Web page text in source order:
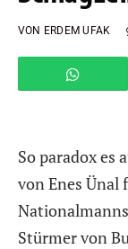
VON ERDEM UFAK
So paradox
von Enes Ünal
Stürmer von